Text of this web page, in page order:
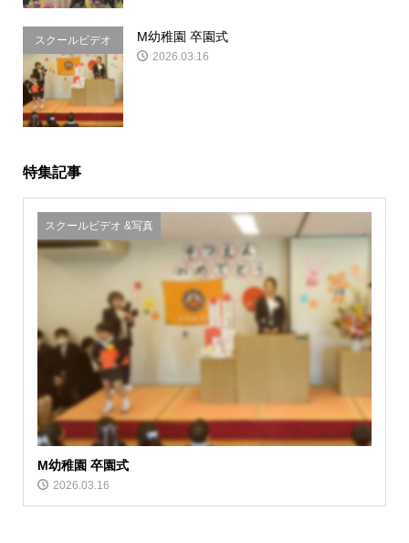
スクールビデオ
&写真
M幼稚園 卒園式
2026.03.16
特集記事
スクールビデオ &写真
M幼稚園 卒園式
2026.03.16